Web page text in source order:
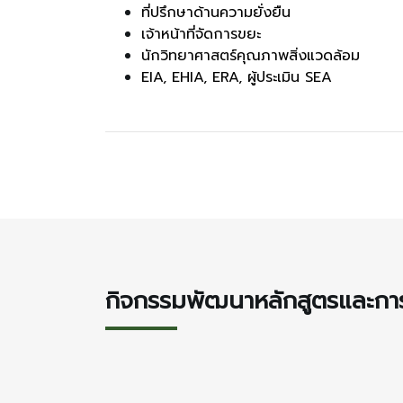
ที่ปรึกษาด้านความยั่งยืน
เจ้าหน้าที่จัดการขยะ
นักวิทยาศาสตร์คุณภาพสิ่งแวดล้อม
EIA, EHIA, ERA, ผู้ประเมิน SEA
กิจกรรมพัฒนาหลักสูตรและก